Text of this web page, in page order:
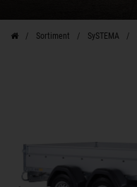
Sortiment SySTEMA